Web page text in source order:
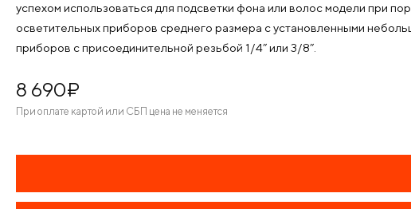
успехом использоваться для подсветки фона или волос модели при
осветительных приборов среднего размера с установленными
приборов с присоединительной резьбой 1/4” или 3/8”.
8 690¤
При оплате картой или СБП цена не меняется